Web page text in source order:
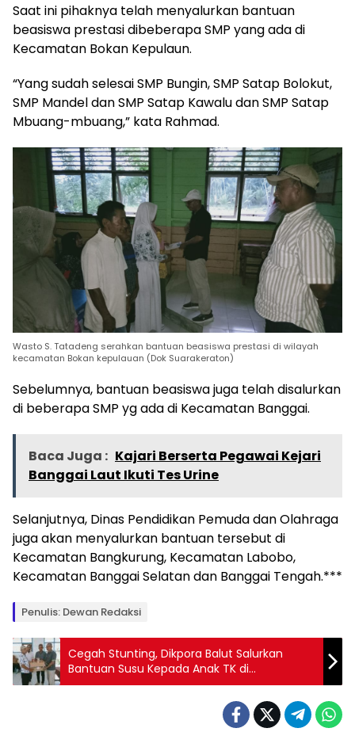
Saat ini pihaknya telah menyalurkan bantuan
beasiswa prestasi dibeberapa SMP yang ada di
Kecamatan Bokan Kepulaun.
“Yang sudah selesai SMP Bungin, SMP Satap Bolokut,
SMP Mandel dan SMP Satap Kawalu dan SMP Satap
Mbuang-mbuang,” kata Rahmad.
Wasto S. Tatadeng serahkan bantuan beasiswa prestasi di wilayah
kecamatan Bokan kepulauan (Dok Suarakeraton)
Sebelumnya, bantuan beasiswa juga telah disalurkan
di beberapa SMP yg ada di Kecamatan Banggai.
Baca Juga : Kajari Berserta Pegawai Kejari
Banggai Laut Ikuti Tes Urine
Selanjutnya, Dinas Pendidikan Pemuda dan Olahraga
juga akan menyalurkan bantuan tersebut di
Kecamatan Bangkurung, Kecamatan Labobo,
Kecamatan Banggai Selatan dan Banggai Tengah.***
Penulis: Dewan Redaksi
Cegah Stunting, Dikpora Balut Salurkan
Bantuan Susu Kepada Anak TK di
Kecamatan Bokan Kepulauan